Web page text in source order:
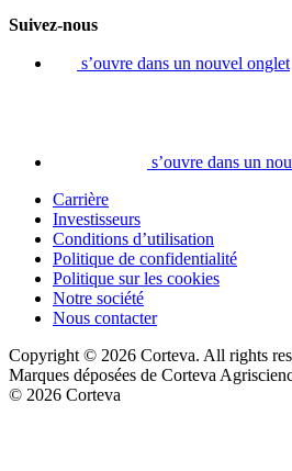
Suivez-nous
s’ouvre dans un nouvel onglet
s’ouvre dans un
Carrière
Investisseurs
Conditions d’utilisation
Politique de confidentialité
Politique sur les cookies
Notre société
Nous contacter
Copyright © 2026 Corteva. All rights
Marques déposées de Corteva
© 2026 Corteva